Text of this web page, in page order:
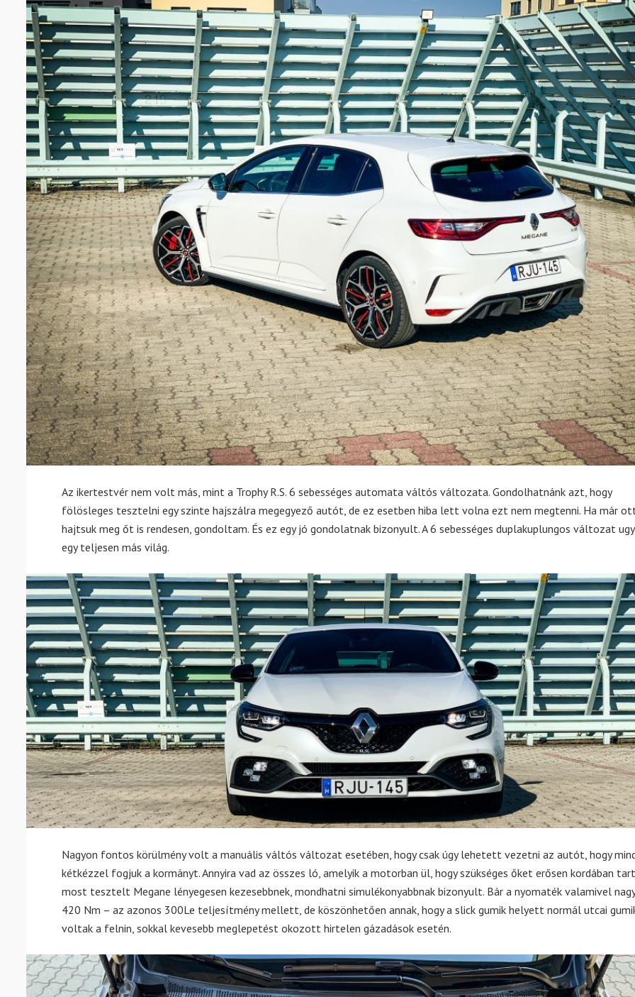
Az ikertestvér nem volt más, mint a Trophy R.S. 6 sebességes automata váltós változata. Gondolhatnánk azt, hogy
fölösleges tesztelni egy szinte hajszálra megegyező autót, de ez esetben hiba lett volna ezt nem megtenni. Ha már
hajtsuk meg őt is rendesen, gondoltam. És ez egy jó gondolatnak bizonyult. A 6 sebességes duplakuplungos változat
egy teljesen más világ.
Nagyon fontos körülmény volt a manuális váltós változat esetében, hogy csak úgy lehetett vezetni az autót, hogy
kétkézzel fogjuk a kormányt. Annyira vad az összes ló, amelyik a motorban ül, hogy szükséges őket erősen kordában
most tesztelt Megane lényegesen kezesebbnek, mondhatni simulékonyabbnak bizonyult. Bár a nyomaték valamivel
420 Nm – az azonos 300Le teljesítmény mellett, de köszönhetően annak, hogy a slick gumik helyett normál utcai
voltak a felnin, sokkal kevesebb meglepetést okozott hirtelen gázadások esetén.